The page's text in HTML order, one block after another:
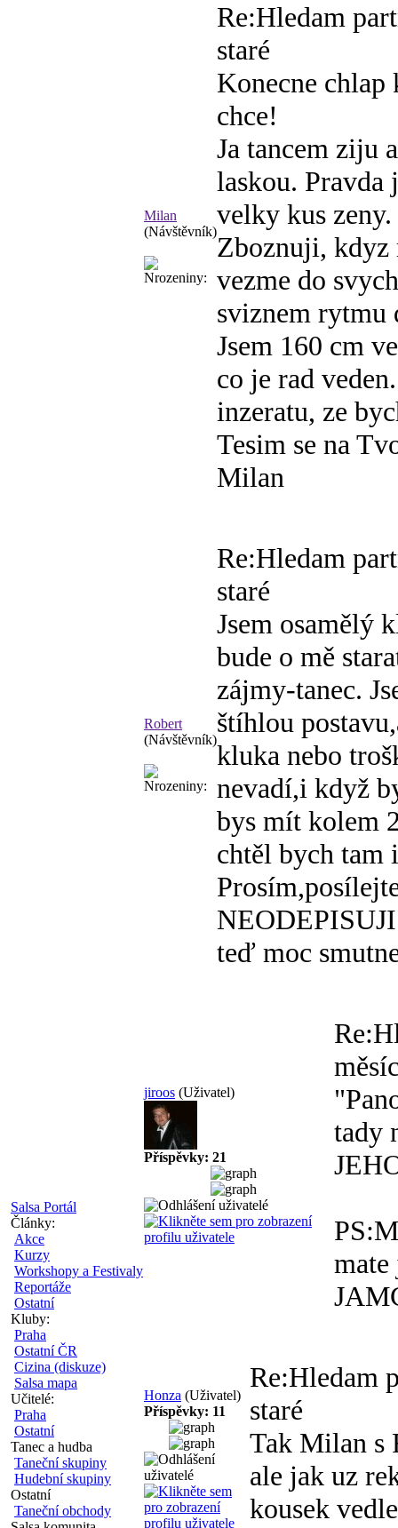
Salsa Portál
Články:
Akce
Kurzy
Workshopy a Festivaly
Reportáže
Ostatní
Kluby:
Praha
Ostatní ČR
Cizina (diskuze)
Salsa mapa
Učitelé:
Praha
Ostatní
Tanec a hudba
Taneční skupiny
Hudební skupiny
Ostatní
Taneční obchody
Milan
(Návštěvník)
Re:Hledam
staré
Konecne chlap
chce!
Ja tancem ziju
laskou. Pravda
velky kus zeny.
Zboznuji, kdyz
vezme do
sviznem rytmu
Jsem 160 cm
co je rad
inzeratu, ze
Tesim se na
Milan
Robert
(Návštěvník)
Re:Hledam
staré
Jsem osamělý
bude o mě
zájmy-tanec.
štíhlou
kluka nebo
nevadí,i když
bys mít kolem
chtěl bych
teď moc
jiroos (Uživatel)
Příspěvky: 21
tady
Honza (Uživatel)
Příspěvky: 11
Re:Hledam
staré
Tak Milan s
ale jak uz
kousek